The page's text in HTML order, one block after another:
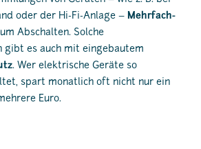
oder der Hi-Fi-Anlage – Mehrfach-
Abschalten. Solche
gibt es auch mit eingebautem
. Wer elektrische Geräte so
spart monatlich oft nicht nur ein
Euro.